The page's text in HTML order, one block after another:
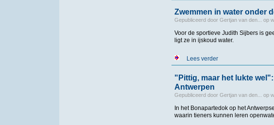
Zwemmen in water onder
Gepubliceerd door Gertjan van den... op
Voor de sportieve Judith Sijbers is
ligt ze in ijskoud water.
Lees verderover Zwemmen in
"Pittig, maar het lukte
Antwerpen
Gepubliceerd door Gertjan van den... op
In het Bonapartedok op het
waarin tieners kunnen leren